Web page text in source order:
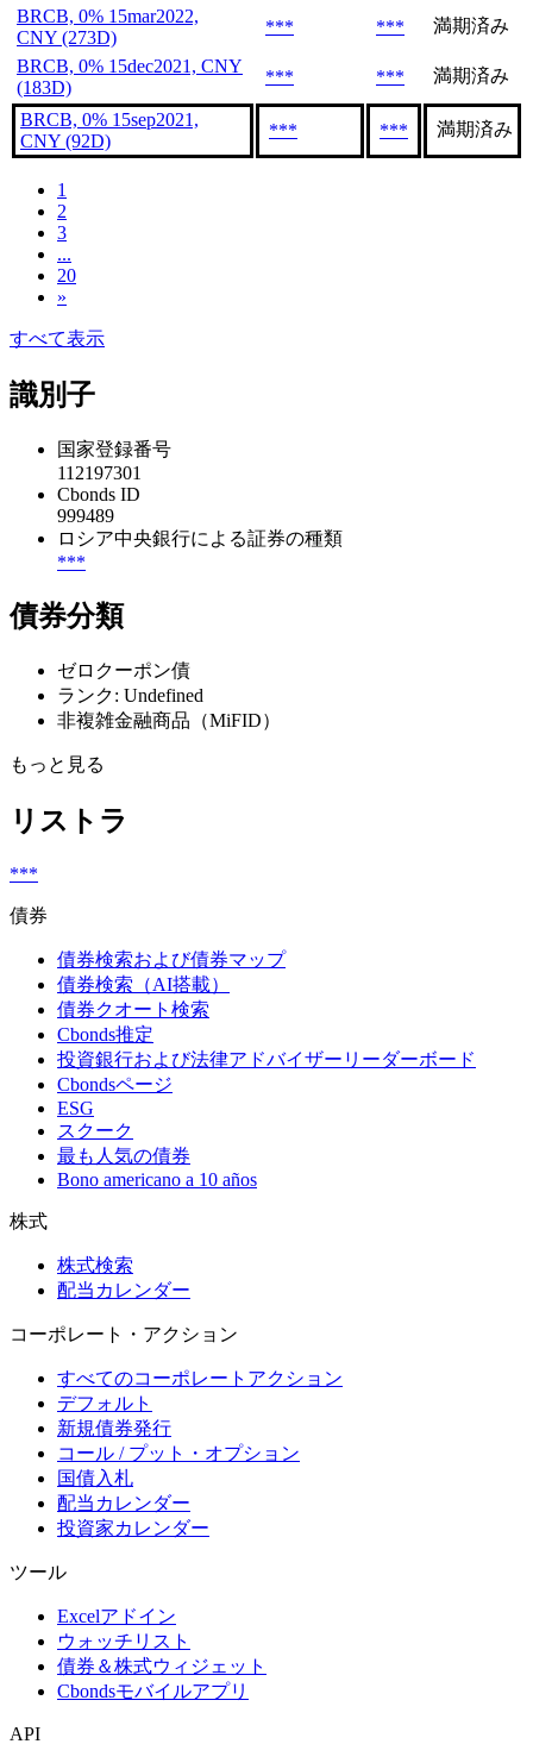
BRCB, 0% 15mar2022,
CNY (273D)
*** ***
満期済み
BRCB, 0% 15dec2021, CNY
(183D)
*** *** 満期済み
BRCB, 0% 15sep2021,
CNY (92D)
*** *** 満期済み
1
2
3
...
20
»
すべて表示
識別子
国家登録番号
112197301
Cbonds ID
999489
ロシア中央銀行による証券の種類
***
債券分類
ゼロクーポン債
ランク: Undefined
非複雑金融商品（MiFID）
もっと見る
リストラ
***
債券
債券検索および債券マップ
債券検索（AI搭載）
債券クオート検索
Cbonds推定
投資銀行および法律アドバイザーリーダーボード
Cbondsページ
ESG
スクーク
最も人気の債券
Bono americano a 10 años
株式
株式検索
配当カレンダー
コーポレート・アクション
すべてのコーポレートアクション
デフォルト
新規債券発行
コール / プット・オプション
国債入札
配当カレンダー
投資家カレンダー
ツール
Excelアドイン
ウォッチリスト
債券＆株式ウィジェット
Cbondsモバイルアプリ
API